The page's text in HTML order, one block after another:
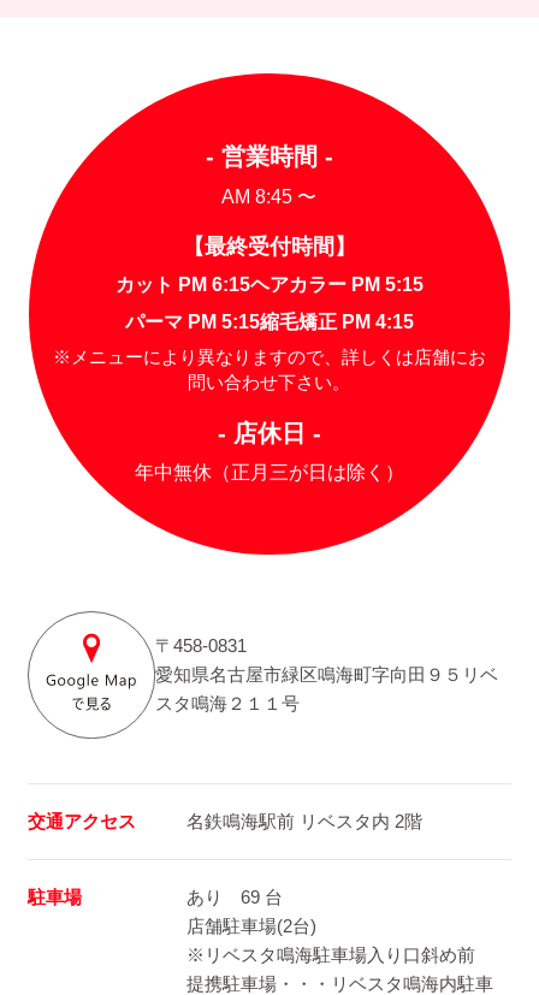
- 営業時間 -
AM 8:45 〜
【最終受付時間】
カット PM 6:15ヘアカラー PM 5:15
パーマ PM 5:15縮毛矯正 PM 4:15
※メニューにより異なりますので、詳しくは店舗にお
問い合わせ下さい。
- 店休日 -
年中無休（正月三が日は除く）
〒458-0831
愛知県名古屋市緑区鳴海町字向田９５リベ
スタ鳴海２１１号
交通アクセス 名鉄鳴海駅前 リベスタ内 2階
駐車場
あり 69 台
店舗駐車場(2台)
※リベスタ鳴海駐車場入り口斜め前
提携駐車場・・・リベスタ鳴海内駐車